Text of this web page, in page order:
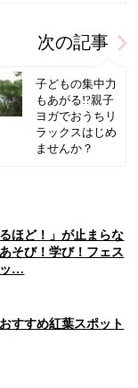
次の記事
子どもの集中力
もあがる!?親子
ヨガでおうちリ
ラックスはじめ
ませんか？
ほど！」が止まらな
そび！学び！フェス
ッ…
すすめ紅葉スポット